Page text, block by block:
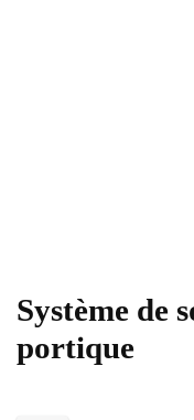
Système de
portique